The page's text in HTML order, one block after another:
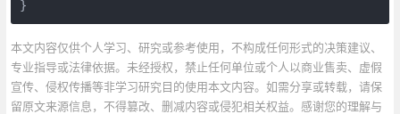
}
本文内容仅供个人学习、研究或参考使用，不构成任何形式的决策建议、
专业指导或法律依据。未经授权，禁止任何单位或个人以商业售卖、虚假
宣传、侵权传播等非学习研究目的使用本文内容。如需分享或转载，请保
留原文来源信息，不得篡改、删减内容或侵犯相关权益。感谢您的理解与